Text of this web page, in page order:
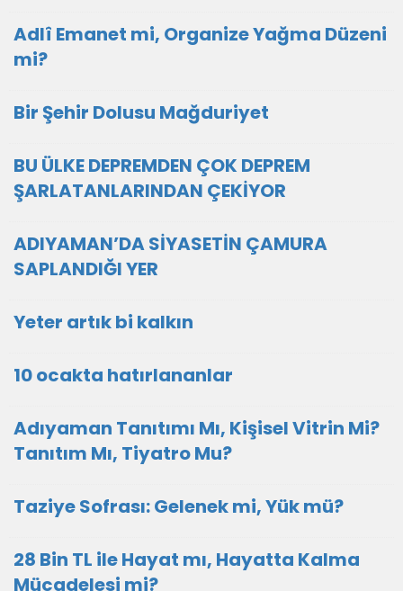
Adlî Emanet mi, Organize Yağma Düzeni
mi?
Bir Şehir Dolusu Mağduriyet
BU ÜLKE DEPREMDEN ÇOK DEPREM
ŞARLATANLARINDAN ÇEKİYOR
ADIYAMAN’DA SİYASETİN ÇAMURA
SAPLANDIĞI YER
Yeter artık bi kalkın
10 ocakta hatırlananlar
Adıyaman Tanıtımı Mı, Kişisel Vitrin Mi?
Tanıtım Mı, Tiyatro Mu?
Taziye Sofrası: Gelenek mi, Yük mü?
28 Bin TL ile Hayat mı, Hayatta Kalma
Mücadelesi mi?